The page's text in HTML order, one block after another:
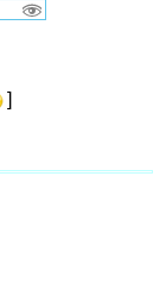
]